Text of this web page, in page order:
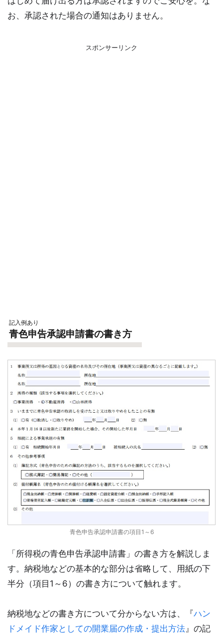
お、承認された場合の通知はありません。
スポンサーリンク
記入例あり
青色申告承認申請書の書き方
青色申告承認申請書の項目1～6
「所得税の青色申告承認申請書」の書き方を解説しま
す。納税地などの基本的な部分は省略して、用紙の下
半分（項目1～6）の書き方について触れます。
納税地などの書き方について分からない方は、『ハン
ドメイド作家としての開業届の作成・提出方法 』の記